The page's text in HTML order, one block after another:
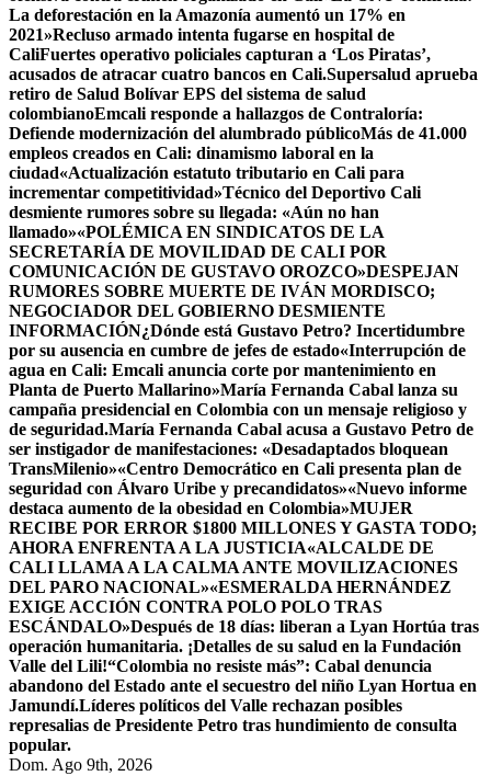
La deforestación en la Amazonía aumentó un 17% en
2021»Recluso armado intenta fugarse en hospital de
CaliFuertes operativo policiales capturan a ‘Los Piratas’,
acusados de atracar cuatro bancos en Cali.Supersalud aprueba
retiro de Salud Bolívar EPS del sistema de salud
colombianoEmcali responde a hallazgos de Contraloría:
Defiende modernización del alumbrado públicoMás de 41.000
empleos creados en Cali: dinamismo laboral en la
ciudad«Actualización estatuto tributario en Cali para
incrementar competitividad»Técnico del Deportivo Cali
desmiente rumores sobre su llegada: «Aún no han
llamado»«POLÉMICA EN SINDICATOS DE LA
SECRETARÍA DE MOVILIDAD DE CALI POR
COMUNICACIÓN DE GUSTAVO OROZCO»DESPEJAN
RUMORES SOBRE MUERTE DE IVÁN MORDISCO;
NEGOCIADOR DEL GOBIERNO DESMIENTE
INFORMACIÓN¿Dónde está Gustavo Petro? Incertidumbre
por su ausencia en cumbre de jefes de estado«Interrupción de
agua en Cali: Emcali anuncia corte por mantenimiento en
Planta de Puerto Mallarino»María Fernanda Cabal lanza su
campaña presidencial en Colombia con un mensaje religioso y
de seguridad.María Fernanda Cabal acusa a Gustavo Petro de
ser instigador de manifestaciones: «Desadaptados bloquean
TransMilenio»«Centro Democrático en Cali presenta plan de
seguridad con Álvaro Uribe y precandidatos»«Nuevo informe
destaca aumento de la obesidad en Colombia»MUJER
RECIBE POR ERROR $1800 MILLONES Y GASTA TODO;
AHORA ENFRENTA A LA JUSTICIA«ALCALDE DE
CALI LLAMA A LA CALMA ANTE MOVILIZACIONES
DEL PARO NACIONAL»«ESMERALDA HERNÁNDEZ
EXIGE ACCIÓN CONTRA POLO POLO TRAS
ESCÁNDALO»Después de 18 días: liberan a Lyan Hortúa tras
operación humanitaria. ¡Detalles de su salud en la Fundación
Valle del Lili!“Colombia no resiste más”: Cabal denuncia
abandono del Estado ante el secuestro del niño Lyan Hortua en
Jamundí.Líderes políticos del Valle rechazan posibles
represalias de Presidente Petro tras hundimiento de consulta
popular.
Dom. Ago 9th, 2026